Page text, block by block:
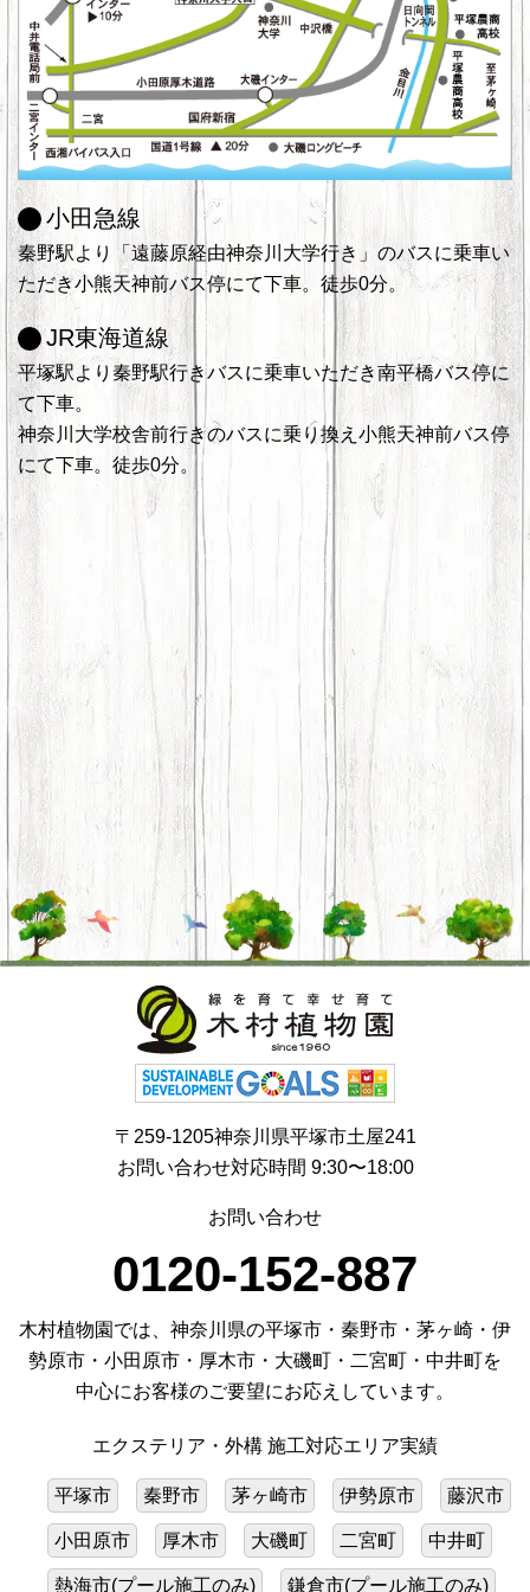
小田急線
秦野駅より「遠藤原経由神奈川大学行き」のバスに乗車い
ただき小熊天神前バス停にて下車。徒歩0分。
JR東海道線
平塚駅より秦野駅行きバスに乗車いただき南平橋バス停に
て下車。
神奈川大学校舎前行きのバスに乗り換え小熊天神前バス停
にて下車。徒歩0分。
〒259-1205神奈川県平塚市土屋241
お問い合わせ対応時間 9:30〜18:00
お問い合わせ
0120-152-887
木村植物園では、神奈川県の平塚市・秦野市・茅ヶ崎・伊
勢原市・小田原市・厚木市・大磯町・二宮町・中井町を
中心にお客様のご要望にお応えしています。
エクステリア・外構 施工対応エリア実績
平塚市 秦野市 茅ヶ崎市 伊勢原市 藤沢市
小田原市 厚木市 大磯町 二宮町 中井町
熱海市(プール施工のみ) 鎌倉市(プール施工のみ)